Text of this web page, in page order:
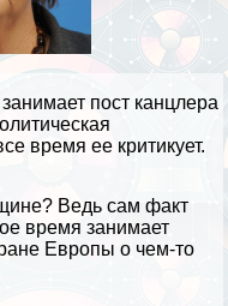
пост канцлера
время ее критикует.
Ведь сам факт
время занимает
Европы о чем-то